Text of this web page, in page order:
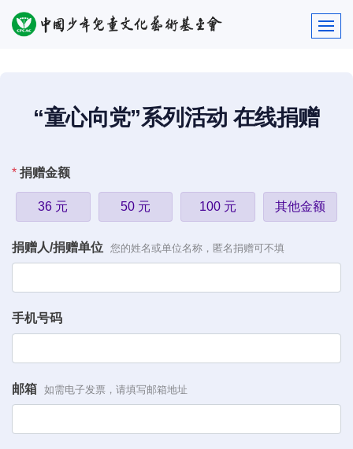
“童心向党”系列活动 在线捐赠
* 捐赠金额
36 元 50 元 100 元 其他金额
捐赠人/捐赠单位 您的姓名或单位名称，匿名捐赠可不填
手机号码
邮箱 如需电子发票，请填写邮箱地址